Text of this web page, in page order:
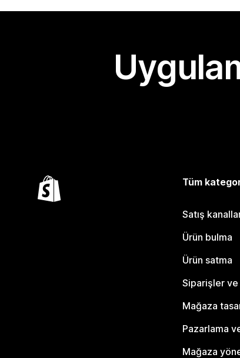
Tüm
Satış
Ürün bulma
Ürün satma
Siparişler
Mağaza
Pazarlama
Mağaza